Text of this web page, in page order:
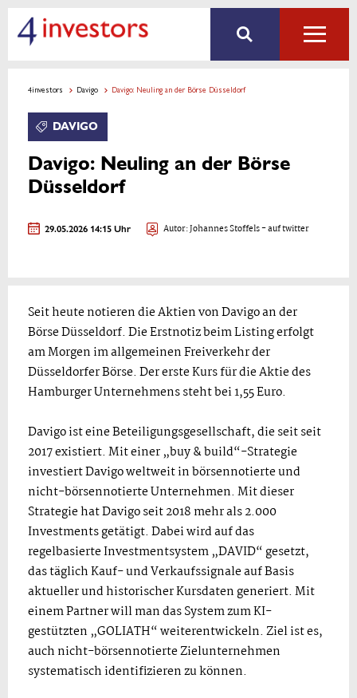
4investors Davigo Davigo: Neuling an der Börse Düsseldorf
DAVIGO
Davigo: Neuling an der Börse
Düsseldorf
29.05.2026 14:15 Uhr Autor:Johannes Stoffels- auf twitter
Seit heute notieren die Aktien von Davigo an der
Börse Düsseldorf. Die Erstnotiz beim Listing erfolgt
am Morgen im allgemeinen Freiverkehr der
Düsseldorfer Börse. Der erste Kurs für die Aktie des
Hamburger Unternehmens steht bei 1,55 Euro.
Davigo ist eine Beteiligungsgesellschaft, die seit seit
2017 existiert. Mit einer „buy & build“-Strategie
investiert Davigo weltweit in börsennotierte und
nicht-börsennotierte Unternehmen. Mit dieser
Strategie hat Davigo seit 2018 mehr als 2.000
Investments getätigt. Dabei wird auf das
regelbasierte Investmentsystem „DAVID“ gesetzt,
das täglich Kauf- und Verkaufssignale auf Basis
aktueller und historischer Kursdaten generiert. Mit
einem Partner will man das System zum KI-
gestützten „GOLIATH“ weiterentwickeln. Ziel ist es,
auch nicht-börsennotierte Zielunternehmen
systematisch identifizieren zu können.